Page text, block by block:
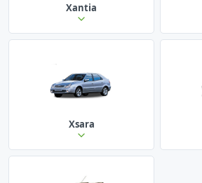
Xantia
Xsara